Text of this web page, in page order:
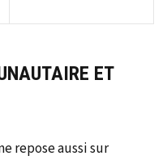
ET
repose aussi sur